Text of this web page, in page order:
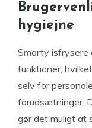
hygiejne
Smarty isfrysere
funktioner,
selv for
forudsætninger.
gør det muligt at